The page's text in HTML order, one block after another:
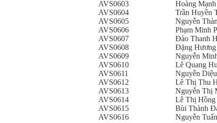
AVS0603
Hoàng
AVS0604
Trần Huyền
AVS0605
Nguyễn
AVS0606
Phạm Minh
AVS0607
Đào Thanh
AVS0608
Đặng Hương
AVS0609
Nguyễn
AVS0610
Lê Quang
AVS0611
Nguyễn
AVS0612
Lê Thị Thu
AVS0613
Nguyễn Thị
AVS0614
Lê Thị
AVS0615
Bùi Thành
AVS0616
Nguyễn